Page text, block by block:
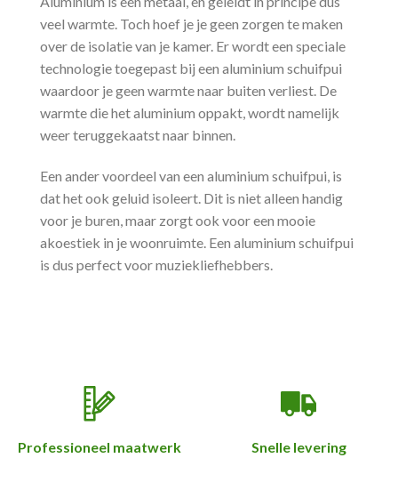
veel warmte. Toch hoef je je geen zorgen te maken
over de isolatie van je kamer. Er wordt een speciale
technologie toegepast bij een aluminium schuifpui
waardoor je geen warmte naar buiten verliest. De
warmte die het aluminium oppakt, wordt namelijk
weer teruggekaatst naar binnen.
Een ander voordeel van een aluminium schuifpui, is
dat het ook geluid isoleert. Dit is niet alleen handig
voor je buren, maar zorgt ook voor een mooie
akoestiek in je woonruimte. Een aluminium schuifpui
is dus perfect voor muziekliefhebbers.
Professioneel maatwerk Snelle levering